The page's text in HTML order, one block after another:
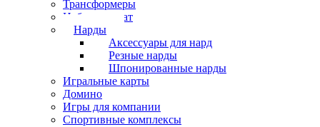
Трансформеры
Набор шахмат
Нарды
Аксессуары для нард
Резные нарды
Шпонированные нарды
Игральные карты
Домино
Игры для компании
Спортивные комплексы